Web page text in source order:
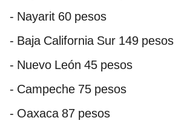
- Nayarit 60 pesos
- Baja California Sur 149 pesos
- Nuevo León 45 pesos
- Campeche 75 pesos
- Oaxaca 87 pesos